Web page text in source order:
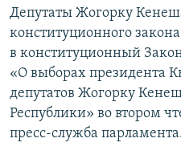
Депутаты Жогорку
конституционного
в конституционный
«О выборах президента
депутатов Жогорку
Республики» во втором
пресс-служба